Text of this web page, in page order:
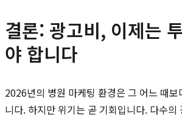
결론: 광고비, 이제는
야 합니다
2026년의 병원 마케팅 환경은 그 어느 때보
니다. 하지만 위기는 곧 기회입니다. 다수의